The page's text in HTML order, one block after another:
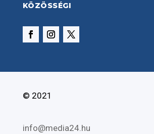
KÖZÖSSÉGI
© 2021
info@media24.hu